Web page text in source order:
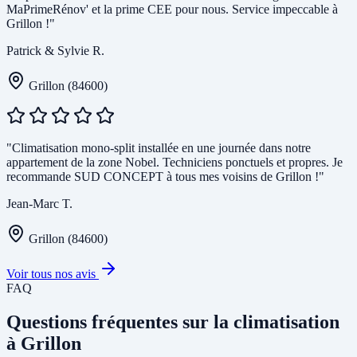
MaPrimeRénov' et la prime CEE pour nous. Service impeccable à
Grillon !"
Patrick & Sylvie R.
Grillon (84600)
"Climatisation mono-split installée en une journée dans notre
appartement de la zone Nobel. Techniciens ponctuels et propres. Je
recommande SUD CONCEPT à tous mes voisins de Grillon !"
Jean-Marc T.
Grillon (84600)
Voir tous nos avis
FAQ
Questions fréquentes sur la climatisation
à Grillon